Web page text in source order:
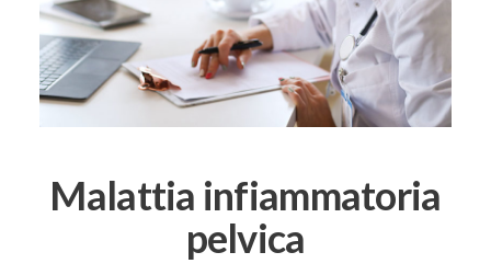
Malattia infiammatoria
pelvica